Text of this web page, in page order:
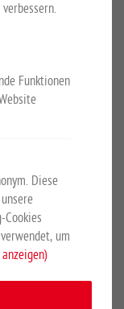
Nr. 3806, 3807,
Wortstr. 34-36,
Funktionen
Diese
Cookies
um